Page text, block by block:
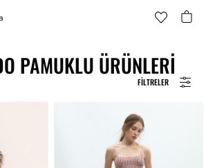
FILTRELER
PAMUKLU ÜRÜNLERI